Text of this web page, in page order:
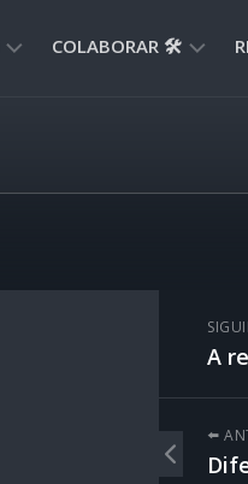
COLABORAR 🛠️
A
⬅️